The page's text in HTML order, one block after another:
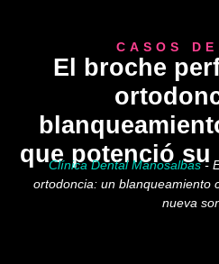
CASOS
El broche
que potenció su
Clínica Dental Manosalbas-
ortodoncia: un blanqueamiento
nueva